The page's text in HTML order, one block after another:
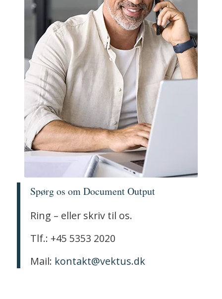
Spørg os om Document Output
Ring – eller skriv til os.
Tlf.: +45 5353 2020
Mail: kontakt@vektus.dk